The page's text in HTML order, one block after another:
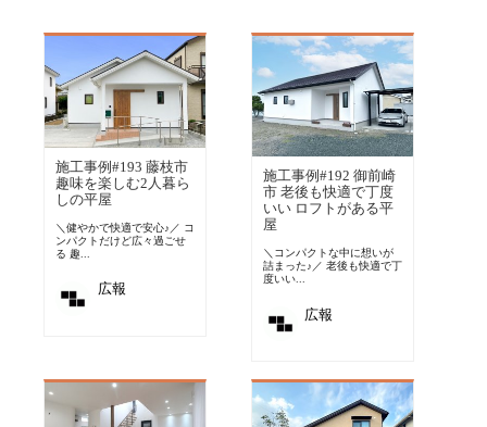
施工事例#193 藤枝市
趣味を楽しむ2人暮ら
しの平屋
＼健やかで快適で安心♪／ コ
ンパクトだけど広々過ごせ
る 趣...
広報
施工事例#192 御前崎
市 老後も快適で丁度
いい ロフトがある平
屋
＼コンパクトな中に想いが
詰まった♪／ 老後も快適で丁
度いい...
広報